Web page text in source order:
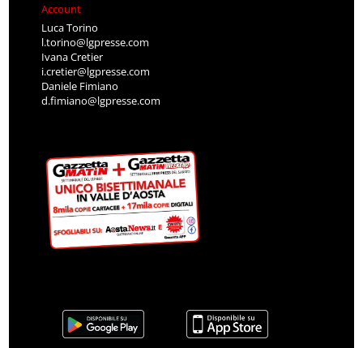
Account
Luca Torino
l.torino@lgpresse.com
Ivana Cretier
i.cretier@lgpresse.com
Daniele Fimiano
d.fimiano@lgpresse.com